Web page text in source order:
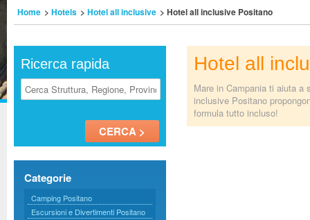
Home > Hotels > Hotel all inclusive > Hotel all inclusive Positano
Ricerca rapida
Categorie
Camping Positano
Escursioni e Divertimenti Positano
Hotel all
Mare in Campania ti aiuta
inclusive Positano
formula tutto incluso!